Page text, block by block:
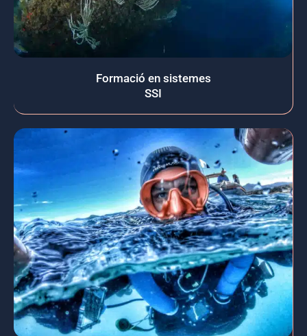
Formació en sistemes
SSI